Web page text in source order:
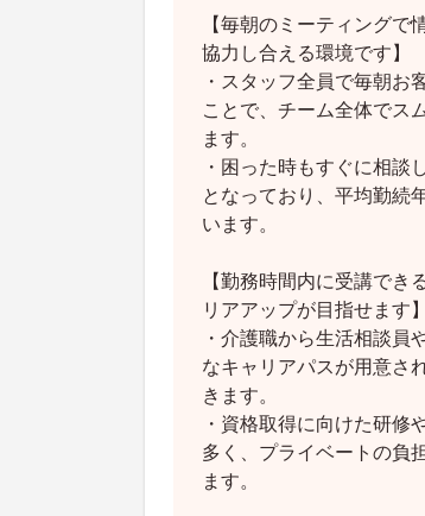
【毎朝のミーティングで
協力し合える環境です】
・スタッフ全員で毎朝お
ことで、チーム全体でス
ます。
・困った時もすぐに相談
となっており、平均勤続
います。
【勤務時間内に受講でき
リアアップが目指せます】
・介護職から生活相談員
なキャリアパスが用意さ
きます。
・資格取得に向けた研修
多く、プライベートの負
ます。